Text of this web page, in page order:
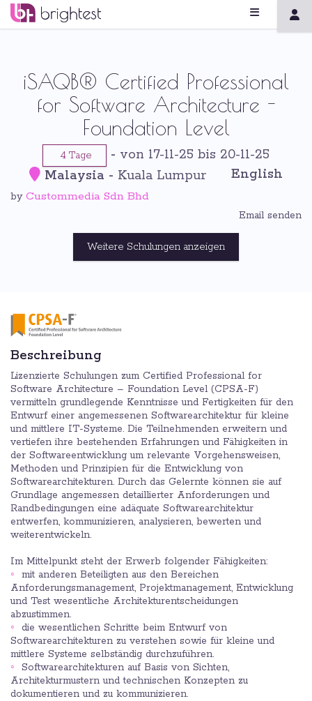
iSAQB® Certified Professional
for Software Architecture -
Foundation Level
4 Tage - von 17-11-25 bis 20-11-25
Malaysia - Kuala Lumpur English
by Custommedia Sdn Bhd
Email senden
Weitere Schulungen anzeigen
Beschreibung
Lizenzierte Schulungen zum Certified Professional for
Software Architecture – Foundation Level (CPSA-F)
vermitteln grundlegende Kenntnisse und Fertigkeiten für den
Entwurf einer angemessenen Softwarearchitektur für kleine
und mittlere IT-Systeme. Die Teilnehmenden erweitern und
vertiefen ihre bestehenden Erfahrungen und Fähigkeiten in
der Softwareentwicklung um relevante Vorgehensweisen,
Methoden und Prinzipien für die Entwicklung von
Softwarearchitekturen. Durch das Gelernte können sie auf
Grundlage angemessen detaillierter Anforderungen und
Randbedingungen eine adäquate Softwarearchitektur
entwerfen, kommunizieren, analysieren, bewerten und
weiterentwickeln.
Im Mittelpunkt steht der Erwerb folgender Fähigkeiten:
mit anderen Beteiligten aus den Bereichen
Anforderungsmanagement, Projektmanagement, Entwicklung
und Test wesentliche Architekturentscheidungen
abzustimmen.
die wesentlichen Schritte beim Entwurf von
Softwarearchitekturen zu verstehen sowie für kleine und
mittlere Systeme selbständig durchzuführen.
Softwarearchitekturen auf Basis von Sichten,
Architekturmustern und technischen Konzepten zu
dokumentieren und zu kommunizieren.